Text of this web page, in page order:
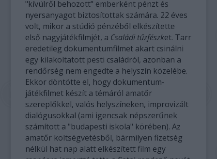
"kívülről behozott" emberként pénzt és
nyersanyagot biztosítottak számára. 22 éves
volt, mikor a stúdió pénzéből elkészítette
első nagyjátékfilmjét, a Családi tűzfészket. Tarr
eredetileg dokumentumfilmet akart csinálni
egy kilakoltatott pesti családról, azonban a
rendőrség nem engedte a helyszín közelébe.
Ekkor döntötte el, hogy dokumentum-
játékfilmet készít a témáról amatőr
szereplőkkel, valós helyszíneken, improvizált
dialógusokkal (ami igencsak népszerűnek
számított a "budapesti iskola" körében). Az
amatőr költségvetésből, bármilyen fizetség
nélkül hat nap alatt elkészített film egy